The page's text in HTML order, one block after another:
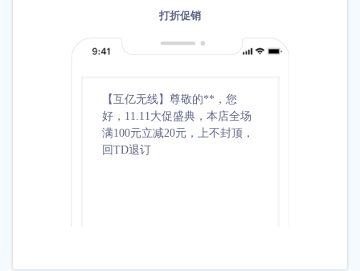
打折促销
【互亿无线】尊敬的**，您
好，11.11大促盛典，本店全场
满100元立减20元，上不封顶，
回TD退订